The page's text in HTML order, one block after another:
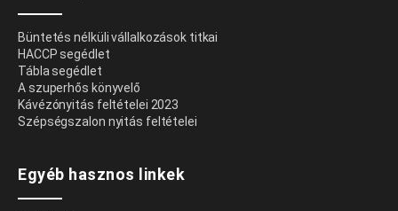
Büntetés nélküli vállalkozások titkai
HACCP segédlet
Tábla segédlet
A szuperhős könyvelő
Kávézónyitás feltételei 2023
Szépségszalon nyitás feltételei
Egyéb hasznos linkek